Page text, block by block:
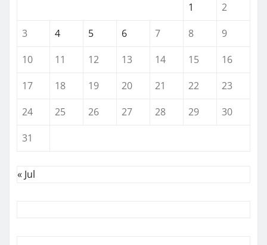
1
2
3
4 5 6 7 8
9
10
11 12 13 14 15
16
17
18 19 20 21 22
23
24
25 26 27 28 29
30
31
« Jul